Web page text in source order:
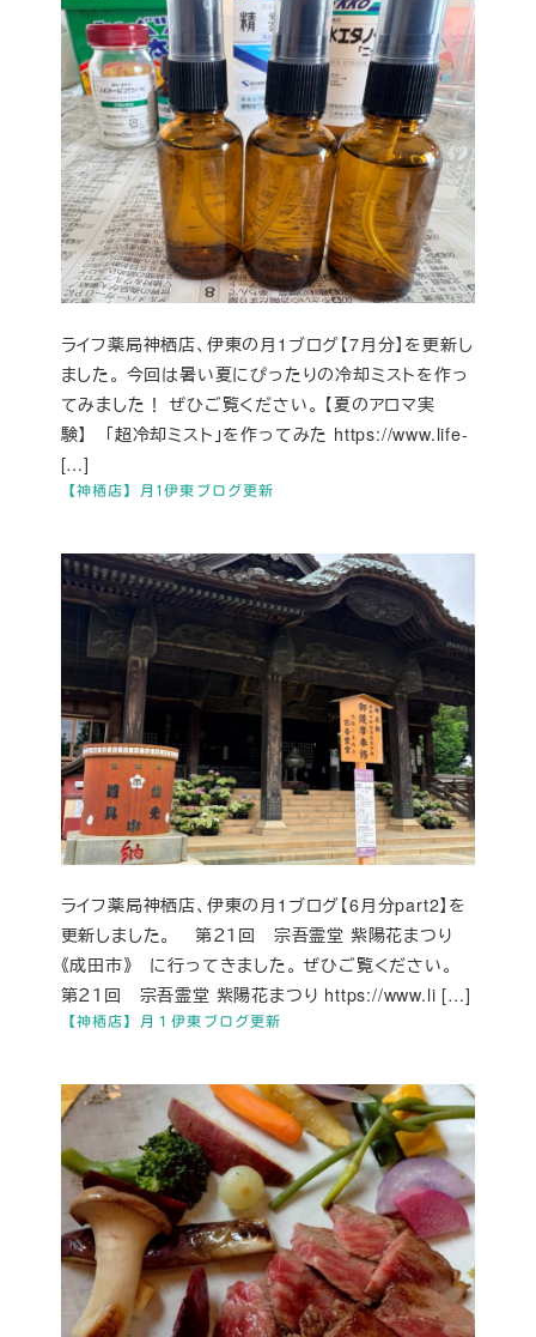
【神栖店】月1伊東ブログ更新
ライフ薬局神栖店、伊東の月1ブログ【7月分】を更新し
ました。 今回は暑い夏にぴったりの冷却ミストを作っ
てみました！ ぜひご覧ください。 【夏のアロマ実
験】 「超冷却ミスト」を作ってみた https://www.life-
[…]
【神栖店】月１伊東ブログ更新
ライフ薬局神栖店、伊東の月1ブログ【6月分part2】を
更新しました。 第２１回 宗吾霊堂 紫陽花まつり
《成田市》 に行ってきました。 ぜひご覧ください。
第２１回 宗吾霊堂 紫陽花まつり https://www.li […]